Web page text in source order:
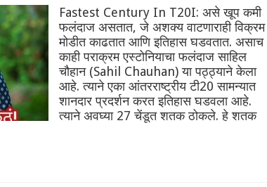
Fastest Century In T20I: असे खूप कमी
फलंदाज असतात, जे अशक्य वाटणाराही विक्रम
मोडीत काढतात आणि इतिहास घडवतात. असाच
काही पराक्रम एस्टोनियाचा फलंदाज साहिल
चौहान (Sahil Chauhan) या पठ्ठ्याने केला
आहे. त्याने एका आंतरराष्ट्रीय टी20 सामन्यात
शानदार प्रदर्शन करत इतिहास घडवला आहे.
त्याने अवघ्या 27 चेंडूत शतक ठोकले. हे शतक